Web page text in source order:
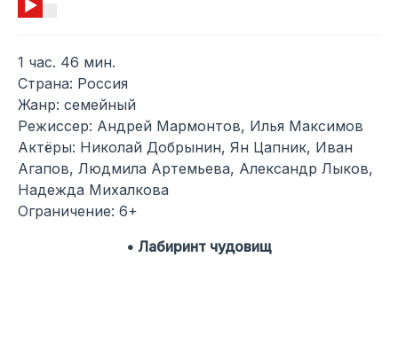
1 час. 46 мин.
Страна: Россия
Жанр: семейный
Режиссер: Андрей Мармонтов, Илья Максимов
Актёры: Николай Добрынин, Ян Цапник, Иван
Агапов, Людмила Артемьева, Александр Лыков,
Надежда Михалкова
Ограничение: 6+
• Лабиринт чудовищ